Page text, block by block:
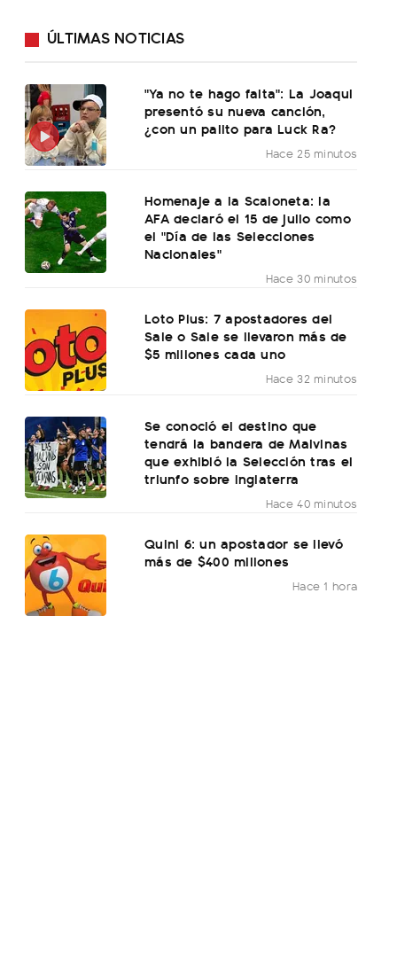
ÚLTIMAS NOTICIAS
"Ya no te hago falta": La Joaqui
presentó su nueva canción,
¿con un palito para Luck Ra?
Hace 25 minutos
Homenaje a la Scaloneta: la
AFA declaró el 15 de julio como
el "Día de las Selecciones
Nacionales"
Hace 30 minutos
Loto Plus: 7 apostadores del
Sale o Sale se llevaron más de
$5 millones cada uno
Hace 32 minutos
Se conoció el destino que
tendrá la bandera de Malvinas
que exhibió la Selección tras el
triunfo sobre Inglaterra
Hace 40 minutos
Quini 6: un apostador se llevó
más de $400 millones
Hace 1 hora